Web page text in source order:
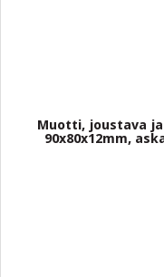
Muotti, joustava
90x80x12mm,